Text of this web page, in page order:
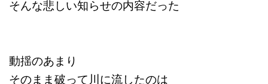
そんな悲しい知らせの内容だった
動揺のあまり
そのまま破って川に流したのは